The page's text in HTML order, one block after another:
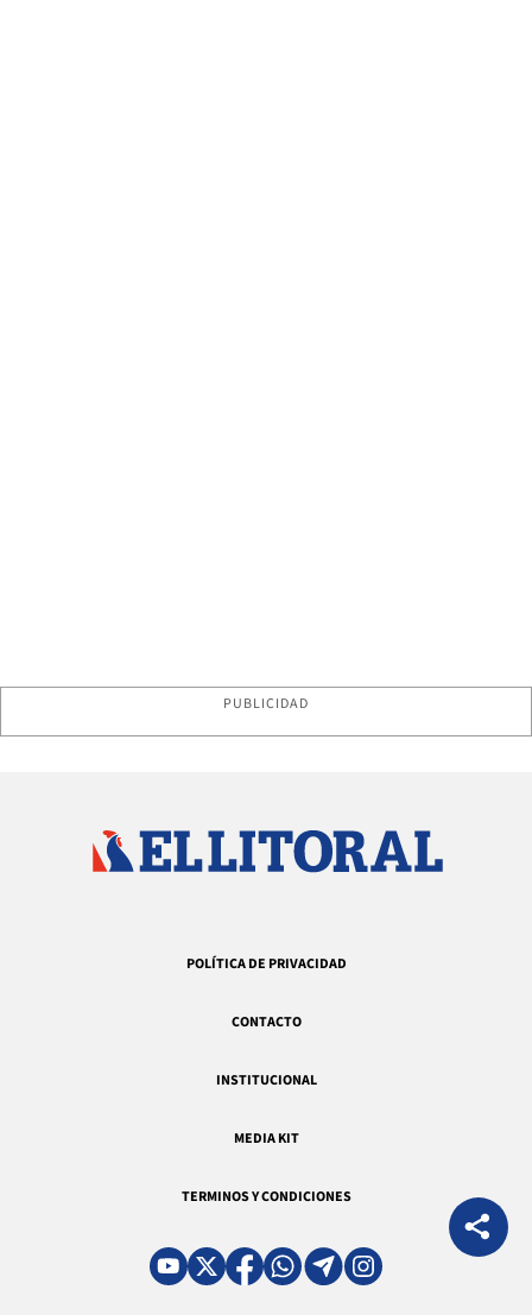
PUBLICIDAD
POLÍTICA DE PRIVACIDAD
CONTACTO
INSTITUCIONAL
MEDIA KIT
TERMINOS Y CONDICIONES